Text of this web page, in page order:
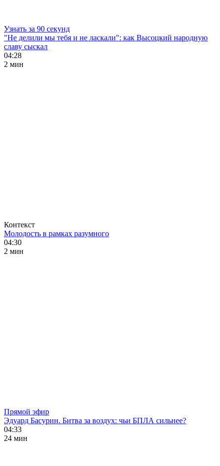
Узнать за 90 секунд
"Не делили мы тебя и не ласкали": как Высоцкий народную
славу сыскал
04:28
2 мин
Контекст
Молодость в рамках разумного
04:30
2 мин
Прямой эфир
Эдуард Басурин. Битва за воздух: чьи БПЛА сильнее?
04:33
24 мин